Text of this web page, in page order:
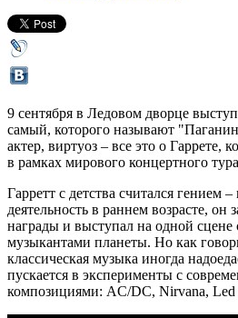
9 сентября в Ледовом дворце
самый, которого называют
актер, виртуоз – все это о Гаррете,
в рамках мирового концертного
Гарретт с детства считался гением
деятельность в раннем возрасте, он
награды и выступал на одной
музыкантами планеты. Но как
классическая музыка иногда
пускается в эксперименты с
композициями: AC/DC, Nirvana, Led